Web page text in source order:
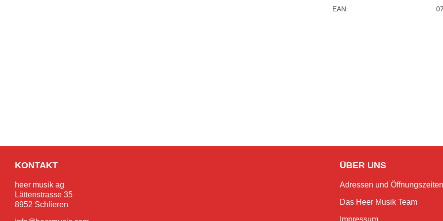
EAN:
KONTAKT
heer musik ag
Lättenstrasse 35
8952 Schlieren
ÜBER UNS
Adressen und Öffnungszeiten
Das Heer Musik Team
Impressum